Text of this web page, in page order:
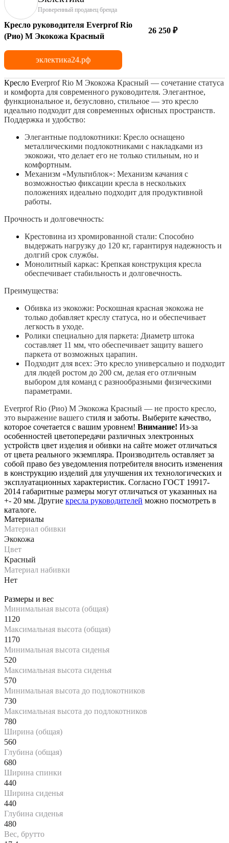
Проверенный продавец бренда
Кресло руководителя Everprof Rio
(Рио) M Экокожа Красный
26 250 ₽
эклектика24.рф
Кресло Everprof Rio M Экокожа Красный — сочетание статуса
и комфорта для современного руководителя. Элегантное,
функциональное и, безусловно, стильное — это кресло
идеально подходит для современных офисных пространств.
Поддержка и удобство:
Элегантные подлокотники: Кресло оснащено
металлическими подлокотниками с накладками из
экокожи, что делает его не только стильным, но и
комфортным.
Механизм «Мультиблок»: Механизм качания с
возможностью фиксации кресла в нескольких
положениях идеально подходит для продуктивной
работы.
Прочность и долговечность:
Крестовина из хромированной стали: Способно
выдержать нагрузку до 120 кг, гарантируя надежность и
долгий срок службы.
Монолитный каркас: Крепкая конструкция кресла
обеспечивает стабильность и долговечность.
Преимущества:
Обивка из экокожи: Роскошная красная экокожа не
только добавляет креслу статуса, но и обеспечивает
легкость в уходе.
Ролики специально для паркета: Диаметр штока
составляет 11 мм, что обеспечивает защиту вашего
паркета от возможных царапин.
Подходит для всех: Это кресло универсально и подходит
для людей ростом до 200 см, делая его отличным
выбором для команд с разнообразными физическими
параметрами.
Everprof Rio (Рио) M Экокожа Красный — не просто кресло,
это выражение вашего стиля и заботы. Выберите качество,
которое сочетается с вашим уровнем! Внимание! Из-за
особенностей цветопередачи различных электронных
устройств цвет изделия и обивки на сайте может отличаться
от цвета реального экземпляра. Производитель оставляет за
собой право без уведомления потребителя вносить изменения
в конструкцию изделий для улучшения их технологических и
эксплуатационных характеристик. Согласно ГОСТ 19917-
2014 габаритные размеры могут отличаться от указанных на
+- 20 мм. Другие кресла руководителей можно посмотреть в
каталоге.
Материалы
Материал обивки
Экокожа
Цвет
Красный
Материал набивки
Нет
Размеры и вес
Минимальная высота (общая)
1120
Максимальная высота (общая)
1170
Минимальная высота сиденья
520
Максимальная высота сиденья
570
Минимальная высота до подлокотников
730
Максимальная высота до подлокотников
780
Ширина (общая)
560
Глубина (общая)
680
Ширина спинки
440
Ширина сиденья
440
Глубина сиденья
480
Вес, брутто